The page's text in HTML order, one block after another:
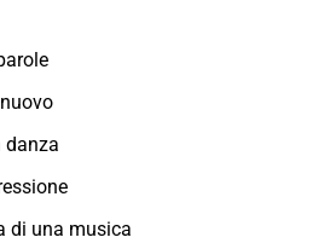
danza
di una musica